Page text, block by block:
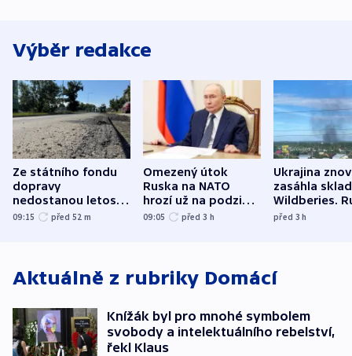
Výběr redakce
Ze státního fondu
dopravy
nedostanou letos
kraje na silnice ani
09:15 před 52 m
Omezený útok
Ruska na NATO
hrozí už na podzim,
varují tajné služby
09:05 před 3 h
Ukrajina
zasáhla
Wildberies.
útočili v
před 3h
Aktuálně z rubriky Domácí
Knížák byl pro mnohé symbolem
svobody a intelektuálního rebelství,
řekl Klaus